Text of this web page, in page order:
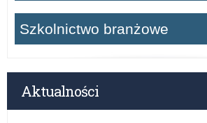
Szkolnictwo branżowe
Aktualności